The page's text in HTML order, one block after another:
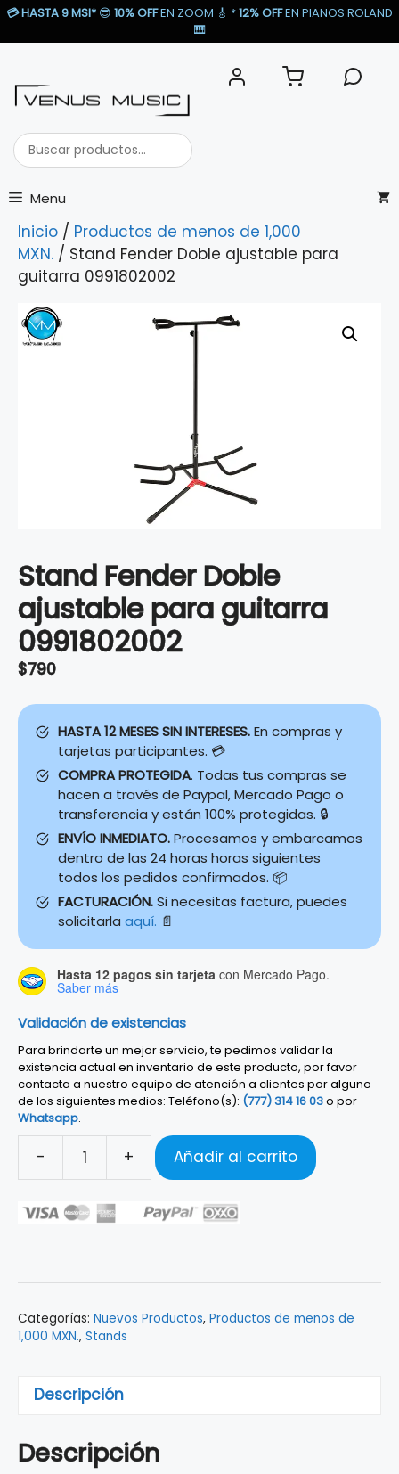
Saltar
💳HASTA 9 MSI* 😎 10% OFFEN ZOOM 🎸​ *12% OFFEN PIANOS ROLAND
🎹​
Buscar
productos...
Menu
Inicio / Productos de menos de 1,000
MXN. / Stand Fender Doble ajustable para
guitarra 0991802002
Stand Fender Doble
ajustable para guitarra
0991802002
$790
HASTA 12 MESES SIN INTERESES.En compras y
tarjetas participantes. 💳
COMPRA PROTEGIDA. Todas tus compras se
hacen a través de Paypal, Mercado Pago o
transferencia y están 100% protegidas. 🔒
ENVÍO INMEDIATO.Procesamos y embarcamos
dentro de las 24 horas horas siguientes
todos los pedidos confirmados. 📦
FACTURACIÓN.Si necesitas factura, puedes
solicitarla aquí. 📄
Hasta 12 pagos sin tarjeta con Mercado Pago.
Saber más
Validación de existencias
Para brindarte un mejor servicio, te pedimos validar la
existencia actual en inventario de este producto, por favor
contacta a nuestro equipo de atención a clientes por alguno
de los siguientes medios: Teléfono(s): (777) 314 16 03o por
Whatsapp.
-
Stand
Doble
guitarra
cantidad
+ Añadir al carrito
Categorías: Nuevos Productos, Productos de menos de
1,000 MXN., Stands
Descripción
Descripción